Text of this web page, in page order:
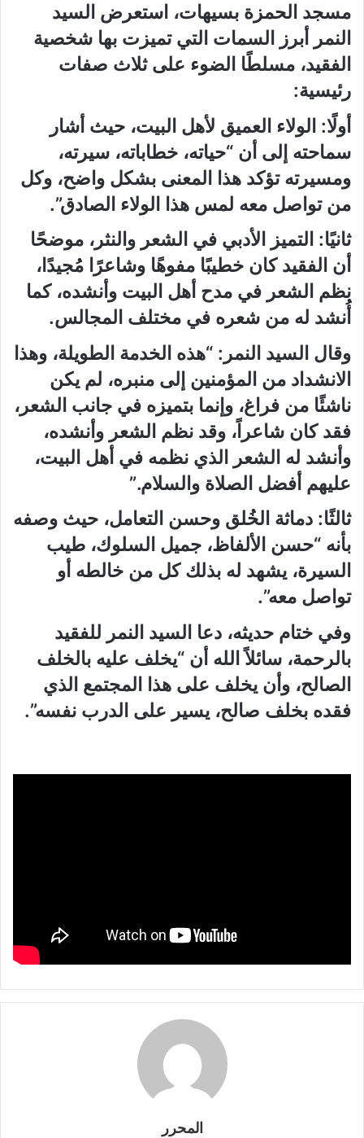
مسجد الحمزة بسيهات، استعرض السيد
النمر أبرز السمات التي تميزت بها شخصية
الفقيد، مسلطًا الضوء على ثلاث صفات
رئيسية:
أولًا: الولاء العميق لأهل البيت، حيث أشار
سماحته إلى أن “حياته، خطاباته، سيرته،
ومسيرته تؤكد هذا المعنى بشكل واضح، وكل
من تواصل معه لمس هذا الولاء الصادق”.
ثانيًا: التميز الأدبي في الشعر والنثر، موضحًا
أن الفقيد كان خطيبًا مفوهًا وشاعرًا مُجيدًا،
نظم الشعر في مدح أهل البيت وأنشده، كما
أُنشد له من شعره في مختلف المجالس.
وقال السيد النمر: “هذه الخدمة الطويلة، وهذا
الانشداد من المؤمنين إلى منبره، لم يكن
ناشئًا من فراغ، وإنما بتميزه في جانب الشعر،
فقد كان شاعراً، وقد نظم الشعر وأنشده،
وأنشد له الشعر الذي نظمه في أهل البيت،
عليهم أفضل الصلاة والسلام.”
ثالثًا: دماثة الخُلق وحسن التعامل، حيث وصفه
بأنه “حسن الألفاظ، جميل السلوك، طيب
السيرة، يشهد له بذلك كل من خالطه أو
تواصل معه”.
وفي ختام حديثه، دعا السيد النمر للفقيد
بالرحمة، سائلاً الله أن “يخلف عليه بالخلف
الصالح، وأن يخلف على هذا المجتمع الذي
فقده بخلف صالح، يسير على الدرب نفسه”.
المحرر